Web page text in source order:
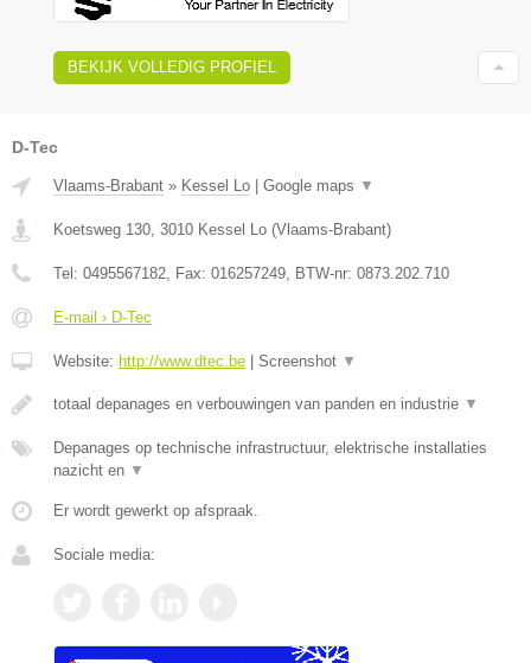
BEKIJK VOLLEDIG PROFIEL
D-Tec
Vlaams-Brabant » Kessel Lo | Google maps ▼
Koetsweg 130 3010 Kessel Lo (Vlaams-Brabant)
Tel: 0495567182 , Fax: 016257249 , BTW-nr: 0873.202.710
E-mail › D-Tec
Website: http://www.dtec.be | Screenshot ▼
totaal depanages en verbouwingen van panden en industrie ▼
Depanages op technische infrastructuur, elektrische installaties
nazicht en ▼
Er wordt gewerkt op afspraak.
Sociale media: